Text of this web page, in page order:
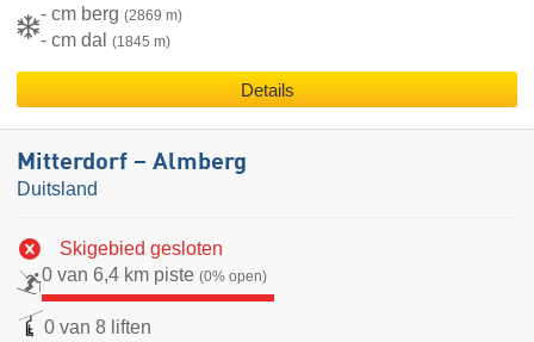
- cm berg (2869 m)
- cm dal (1845 m)
Details
Mitterdorf – Almberg
Duitsland
Skigebied gesloten
0 van 6,4 km piste (0% open)
0 van 8 liften